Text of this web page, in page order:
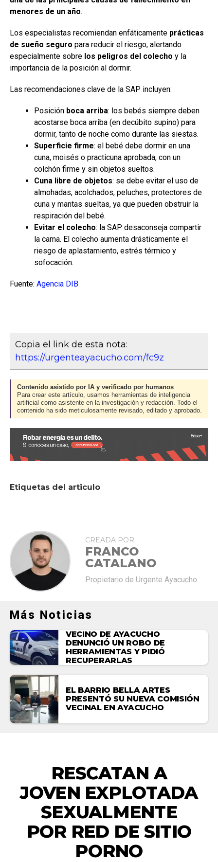
menores de un año.
Los especialistas recomiendan enfáticamente prácticas
de sueño seguro para reducir el riesgo, alertando
especialmente sobre los peligros del colecho y la
importancia de la posición al dormir.
Las recomendaciones clave de la SAP incluyen:
Posición boca arriba: los bebés siempre deben
acostarse boca arriba (en decúbito supino) para
dormir, tanto de noche como durante las siestas.
Superficie firme: el bebé debe dormir en una
cuna, moisés o practicuna aprobada, con un
colchón firme y sin objetos sueltos.
Cuna libre de objetos: se debe evitar el uso de
almohadas, acolchados, peluches, protectores de
cuna y mantas sueltas, ya que pueden obstruir la
respiración del bebé.
Evitar el colecho: la SAP desaconseja compartir
la cama. El colecho aumenta drásticamente el
riesgo de aplastamiento, estrés térmico y
sofocación.
Fuente: Agencia DIB
Copia el link de esta nota:
https://urgenteayacucho.com/fc9z
Contenido asistido por IA y verificado por humanos
Para crear este artículo, usamos herramientas de inteligencia
artificial como asistente en la investigación y redacción. Todo el
contenido ha sido meticulosamente revisado, editado y aprobado.
Etiquetas del articulo
CREADA POR
FRANCO
CATALANO
Propietario de Urgente Ayacucho.
Más Noticias
VECINO DE AYACUCHO
DENUNCIÓ UN ROBO DE
HERRAMIENTAS Y PIDIÓ
RECUPERARLAS
EL BARRIO BELLA ARTES
PRESENTÓ SU NUEVA COMISIÓN
VECINAL EN AYACUCHO
RESCATAN A
JOVEN EXPLOTADA
SEXUALMENTE
POR RED DE SITIO
PORNO